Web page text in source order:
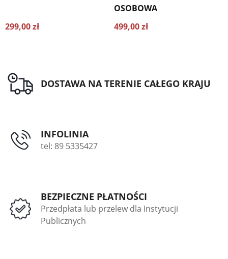
299,00 zł
OSOBOWA
499,00 zł
DOSTAWA NA TERENIE CAŁEGO KRAJU
INFOLINIA
tel: 89 5335427
BEZPIECZNE PŁATNOŚCI
Przedpłata lub przelew dla Instytucji
Publicznych